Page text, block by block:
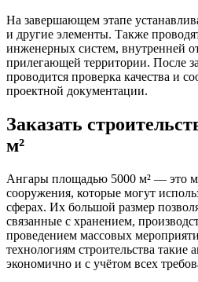
На завершающем этапе
и другие элементы. Также
инженерных систем, внутренней
прилегающей территории. После
проводится проверка качества и
проектной документации.
Заказать
м²
Ангары площадью 5000 м² — это
сооружения, которые могут
сферах. Их большой размер
связанные с хранением,
проведением массовых
технологиям строительства такие
экономично и с учётом всех